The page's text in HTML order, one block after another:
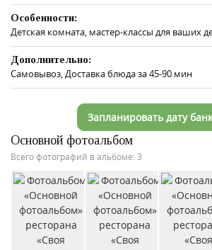
Особенности:
Детская комната, мастер-классы для ваших
Дополнительно:
Самовывоз, Доставка блюда за 45-90 мин
Запланировать дату
Основной фотоальбом
Всего фотографий в альбоме: 3